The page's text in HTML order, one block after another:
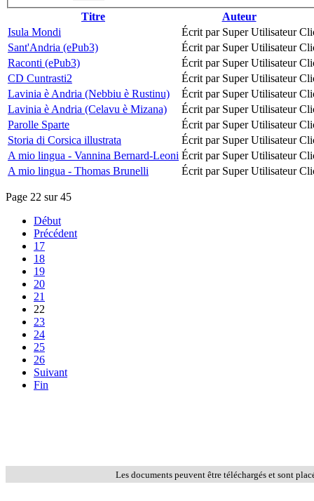
Titre
Auteur
Isula Mondi
Écrit par Super Utilisateur
Sant'Andria (ePub3)
Écrit par Super Utilisateur
Raconti (ePub3)
Écrit par Super Utilisateur
CD Cuntrasti2
Écrit par Super Utilisateur
Lavinia è Andria (Nebbiu è Rustinu)
Écrit par Super Utilisateur
Lavinia è Andria (Celavu è Mizana)
Écrit par Super Utilisateur
Parolle Sparte
Écrit par Super Utilisateur
Storia di Corsica illustrata
Écrit par Super Utilisateur
A mio lingua - Vannina Bernard-Leoni Écrit par Super Utilisateur
A mio lingua - Thomas Brunelli
Écrit par Super Utilisateur
Page 22 sur 45
Début
Précédent
17
18
19
20
21
22
23
24
25
26
Suivant
Fin
Les documents peuvent être téléchargés et sont